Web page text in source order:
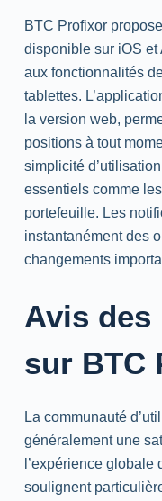
BTC Profixor
disponible sur iOS et
aux fonctionnalités
tablettes.
la version web,
positions à tout
simplicité
essentiels comme
portefeuille. Les
instantanément des
changements
Avis
sur BTC
La communauté
généralement une
l’expérience
soulignent